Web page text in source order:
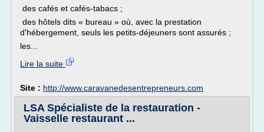
des cafés et cafés-tabacs ;
des hôtels dits « bureau » où, avec la prestation
d'hébergement, seuls les petits-déjeuners sont assurés ;
les...
Lire la suite
Site : http://www.caravanedesentrepreneurs.com
LSA Spécialiste de la restauration -
Vaisselle restaurant ...